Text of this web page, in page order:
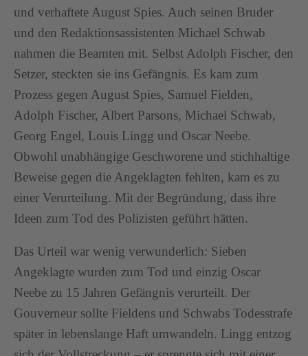
und verhaftete August Spies. Auch seinen Bruder
und den Redaktionsassistenten Michael Schwab
nahmen die Beamten mit. Selbst Adolph Fischer, den
Setzer, steckten sie ins Gefängnis. Es kam zum
Prozess gegen August Spies, Samuel Fielden,
Adolph Fischer, Albert Parsons, Michael Schwab,
Georg Engel, Louis Lingg und Oscar Neebe.
Obwohl unabhängige Geschworene und stichhaltige
Beweise gegen die Angeklagten fehlten, kam es zu
einer Verurteilung. Mit der Begründung, dass ihre
Ideen zum Tod des Polizisten geführt hätten.
Das Urteil war wenig verwunderlich: Sieben
Angeklagte wurden zum Tod und einzig Oscar
Neebe zu 15 Jahren Gefängnis verurteilt. Der
Gouverneur sollte Fieldens und Schwabs Todesstrafe
später in lebenslange Haft umwandeln. Lingg entzog